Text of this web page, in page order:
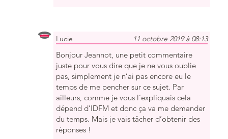
Lucie 11 octobre 2019 à 08:13
Bonjour Jeannot, une petit commentaire
juste pour vous dire que je ne vous oublie
pas, simplement je n’ai pas encore eu le
temps de me pencher sur ce sujet. Par
ailleurs, comme je vous l’expliquais cela
dépend d’IDFM et donc ça va me demander
du temps. Mais je vais tâcher d’obtenir des
réponses !